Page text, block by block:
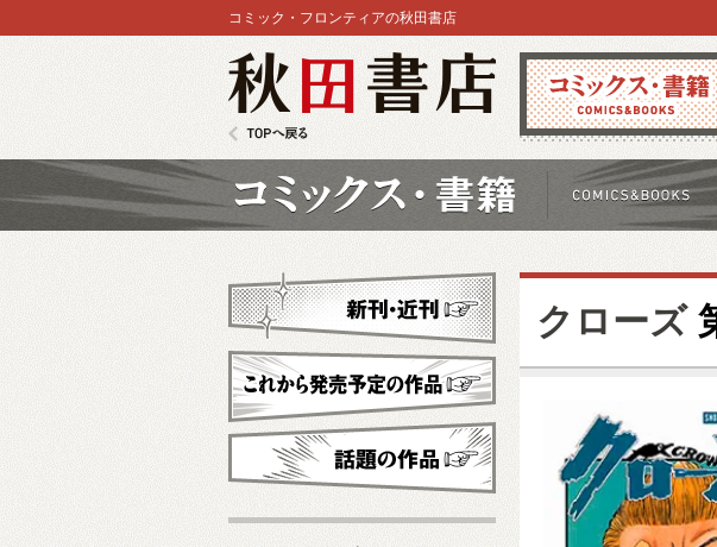
コミックス
コミック・フロンティアの秋田書店
クローズ
新刊・近刊
これから発売予定